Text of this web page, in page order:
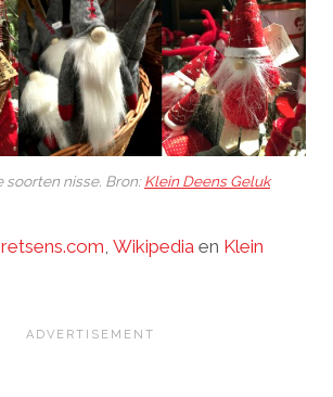
soorten nisse. Bron:Klein Deens Geluk
Wikipedia en Klein